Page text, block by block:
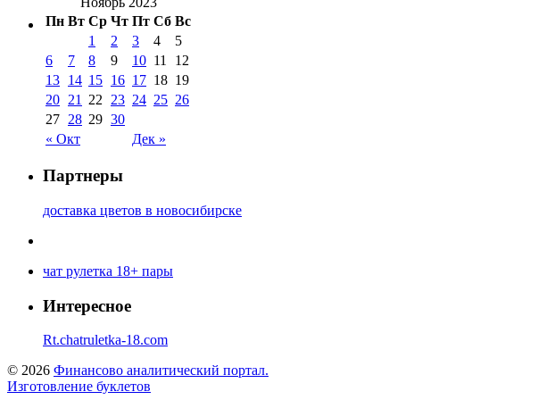
Пн Вт Ср Чт Пт Сб Вс
« Окт Дек »
1 2 3 4
5
6
7 8 9 10 11
12
13 14 15 16 17 18 19
20 21 22 23 24 25 26
27 28 29 30
Партнеры
доставка цветов в новосибирске
чат рулетка 18+ пары
Интересное
Rt.chatruletka-18.com
© 2026 Финансово аналитический портал.
Изготовление буклетов